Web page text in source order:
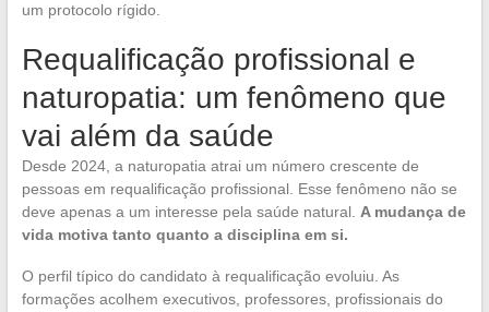
um protocolo rígido.
Requalificação profissional e
naturopatia: um fenômeno que
vai além da saúde
Desde 2024, a naturopatia atrai um número crescente de
pessoas em requalificação profissional. Esse fenômeno não se
deve apenas a um interesse pela saúde natural. A mudança de
vida motiva tanto quanto a disciplina em si.
O perfil típico do candidato à requalificação evoluiu. As
formações acolhem executivos, professores, profissionais do